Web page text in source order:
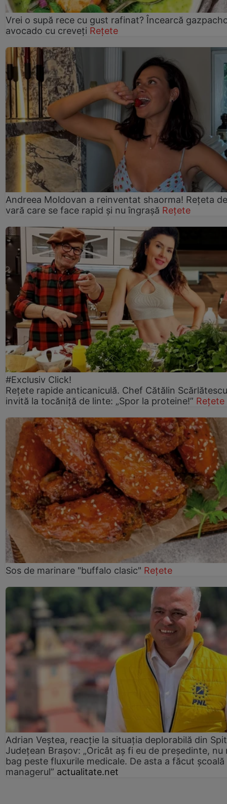
Vrei o supă rece cu gust rafinat? Încearcă
avocado cu creveți Rețete
Andreea Moldovan a reinventat shaorma! Rețeta de
vară care se face rapid și nu îngrașă Rețete
#Exclusiv Click!
Rețete rapide anticaniculă. Chef Cătălin
invită la tocăniță de linte: „Spor la proteine!” Rețete
Sos de marinare "buffalo clasic" Rețete
Adrian Veștea, reacție la situația deplorabilă din
Județean Brașov: „Oricât aș fi eu de președinte, nu
bag peste fluxurile medicale. De asta a făcut școală
managerul” actualitate.net